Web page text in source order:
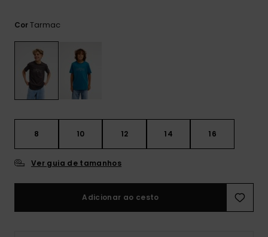
CorTarmac
8 10 12 14 16
Ver guia de tamanhos
Adicionar ao cesto